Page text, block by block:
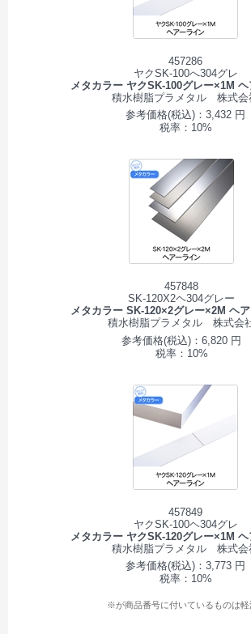
457286
ヤクSK-100へ304グレ
メタカラー ヤクSK-100グレー×1M
積水樹脂プラメタル 株式会
参考価格(税込)：3,432 円
税率：10%
457848
SK-120X2ヘ304グレー
メタカラー SK-120×2グレー×2M ヘ
積水樹脂プラメタル 株式会
参考価格(税込)：6,820 円
税率：10%
457849
ヤクSK-100ヘ304グレ
メタカラー ヤクSK-120グレー×1M
積水樹脂プラメタル 株式会
参考価格(税込)：3,773 円
税率：10%
※が商品番号に付いているものは軽